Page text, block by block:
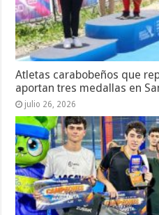
Atletas carabobeños que
aportan tres medallas en
julio 26, 2026